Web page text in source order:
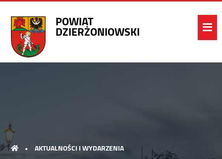
POWIAT
DZIERŻONIOWSKI
• AKTUALNOŚCI I WYDARZENIA